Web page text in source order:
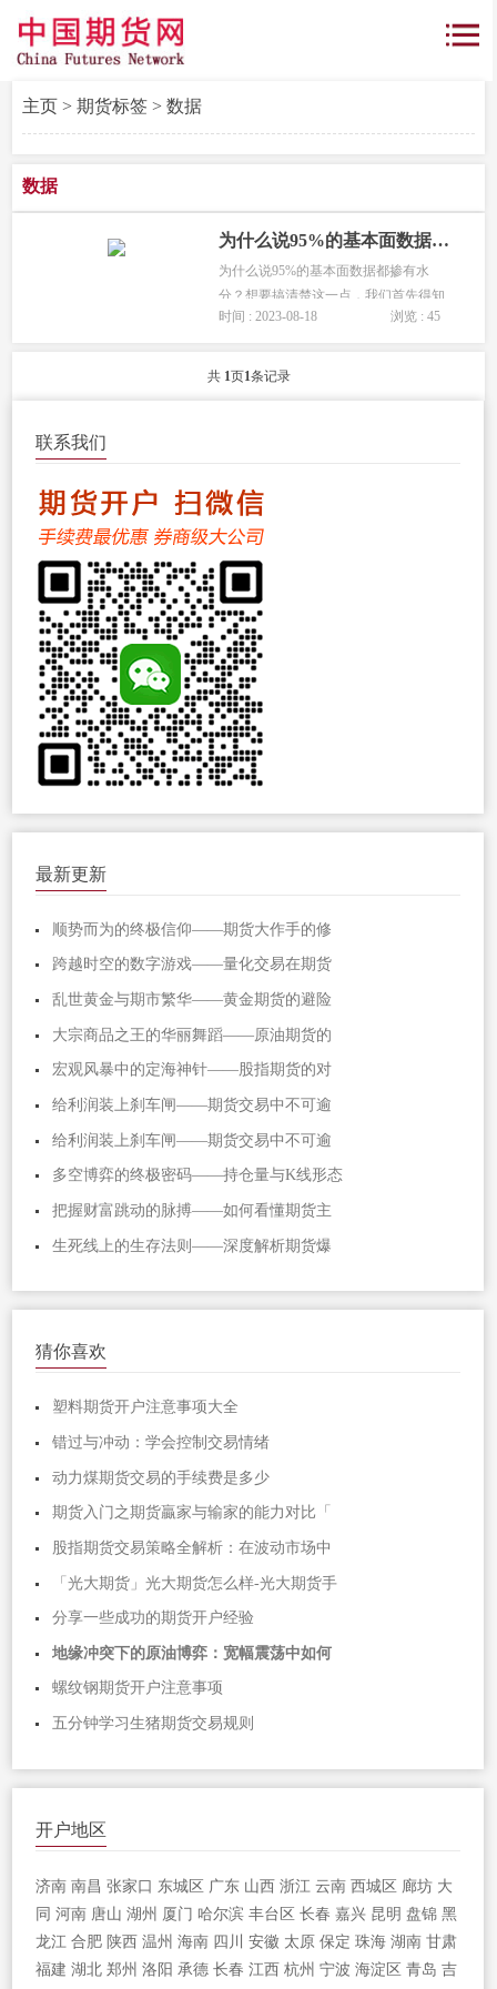
主页> 期货标签> 数据
数据
为什么说95%的基本面数据都掺有水分？
为什么说95%的基本面数据都掺有水
分？想要搞清楚这一点，我们首先得知
道盘面的根本驱动因素是什么？既不是
或者流出。...
时间 : 2023-08-18 浏览 : 45
共 1页1条记录
联系我们
最新更新
顺势而为的终极信仰——期货大作手的修
跨越时空的数字游戏——量化交易在期货
乱世黄金与期市繁华——黄金期货的避险
大宗商品之王的华丽舞蹈——原油期货的
宏观风暴中的定海神针——股指期货的对
给利润装上刹车闸——期货交易中不可逾
给利润装上刹车闸——期货交易中不可逾
多空博弈的终极密码——持仓量与K线形态
把握财富跳动的脉搏——如何看懂期货主
生死线上的生存法则——深度解析期货爆
猜你喜欢
塑料期货开户注意事项大全
错过与冲动：学会控制交易情绪
动力煤期货交易的手续费是多少
期货入门之期货贏家与输家的能力对比「
股指期货交易策略全解析：在波动市场中
「光大期货」光大期货怎么样-光大期货手
分享一些成功的期货开户经验
地缘冲突下的原油博弈：宽幅震荡中如何
螺纹钢期货开户注意事项
五分钟学习生猪期货交易规则
开户地区
济南 南昌 张家口 东城区 广东 山西 浙江 云南 西城区 廊坊 大
同 河南 唐山 湖州 厦门 哈尔滨 丰台区 长春 嘉兴 昆明 盘锦 黑
龙江 合肥 陕西 温州 海南 四川 安徽 太原 保定 珠海 湖南 甘肃
福建 湖北 郑州 洛阳 承德 长春 江西 杭州 宁波 海淀区 青岛 吉